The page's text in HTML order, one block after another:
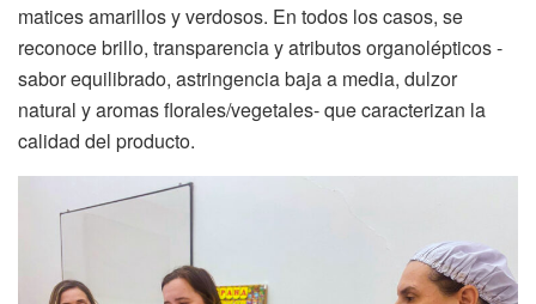
matices amarillos y verdosos. En todos los casos, se
reconoce brillo, transparencia y atributos organolépticos -
sabor equilibrado, astringencia baja a media, dulzor
natural y aromas florales/vegetales- que caracterizan la
calidad del producto.